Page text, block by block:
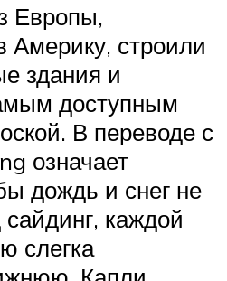
Европы,
Америку, строили
здания и
доступным
В переводе с
означает
дождь и снег не
каждой
слегка